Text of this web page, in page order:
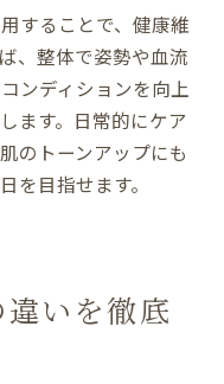
の対処法と安心ポ
変化時の正しいケ
を徹底するコツ
ごすためのアドバ
ドスパ体験談
することで、健康維
、整体で姿勢や血流
ンディションを向上
ます。日常的にケア
のトーンアップにも
を目指せます。
いを徹底